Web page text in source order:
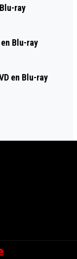
ray
en Blu-ray
en Blu-ray